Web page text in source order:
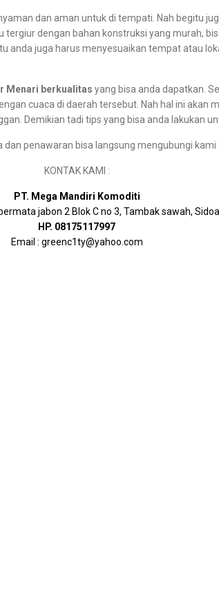
dan aman untuk di tempati. Nah begitu
dengan bahan konstruksi yang murah,
anda juga harus menyesuaikan tempat atau
Menari berkualitasyang bisa anda dapatkan.
cuaca di daerah tersebut. Nah hal ini akan
Demikian tadi tips yang bisa anda lakukan
dan penawaran bisa langsung mengubungi kami :
KONTAK KAMI :
PT. Mega Mandiri Komoditi
jabon 2 Blok C no 3, Tambak sawah,
HP. 08175117997
Email : greenc1ty@yahoo.com